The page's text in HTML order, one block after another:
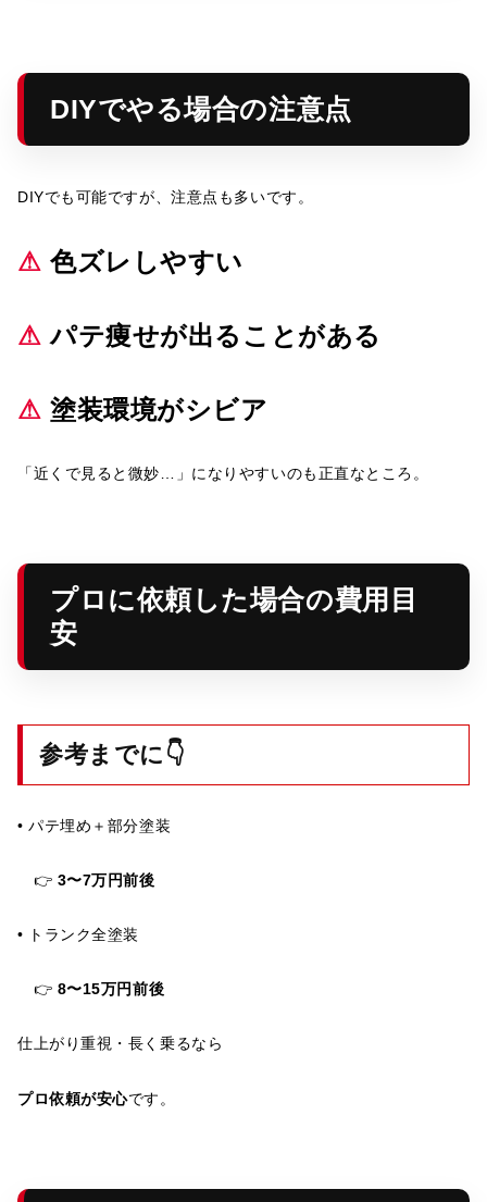
DIYでやる場合の注意点
DIYでも可能ですが、注意点も多いです。
⚠色ズレしやすい
⚠ パテ痩せが出ることがある
⚠ 塗装環境がシビア
「近くで見ると微妙…」になりやすいのも正直なところ。
プロに依頼した場合の費用目
安
参考までに👇
• パテ埋め＋部分塗装
👉 3〜7万円前後
• トランク全塗装
👉 8〜15万円前後
仕上がり重視・長く乗るなら
プロ依頼が安心です。